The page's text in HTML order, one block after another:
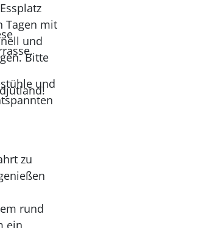
Tagen mit
und
Bitte
und
zu
rund
ein